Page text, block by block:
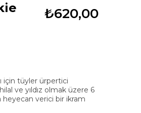
₺620,00
için tüyler ürpertici
ve yıldız olmak üzere 6
heyecan verici bir ikram